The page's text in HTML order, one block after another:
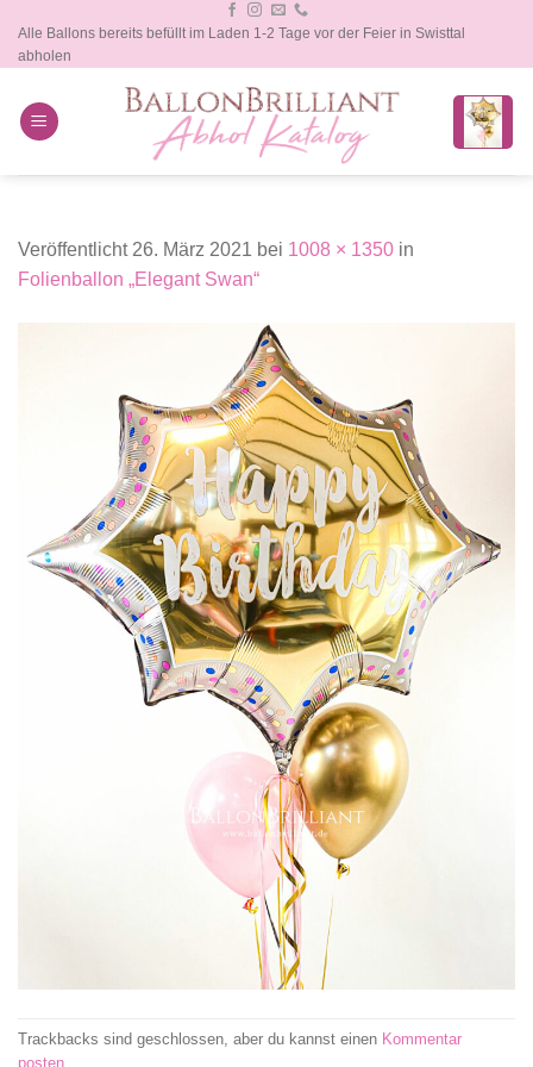
Inhalt
springen
Alle Ballons bereits befüllt im Laden 1-2 Tage vor der Feier in Swisttal
abholen
Veröffentlicht 26. März 2021 bei 1008 × 1350 in
Folienballon „Elegant Swan“
Trackbacks sind geschlossen, aber du kannst einen Kommentar
posten